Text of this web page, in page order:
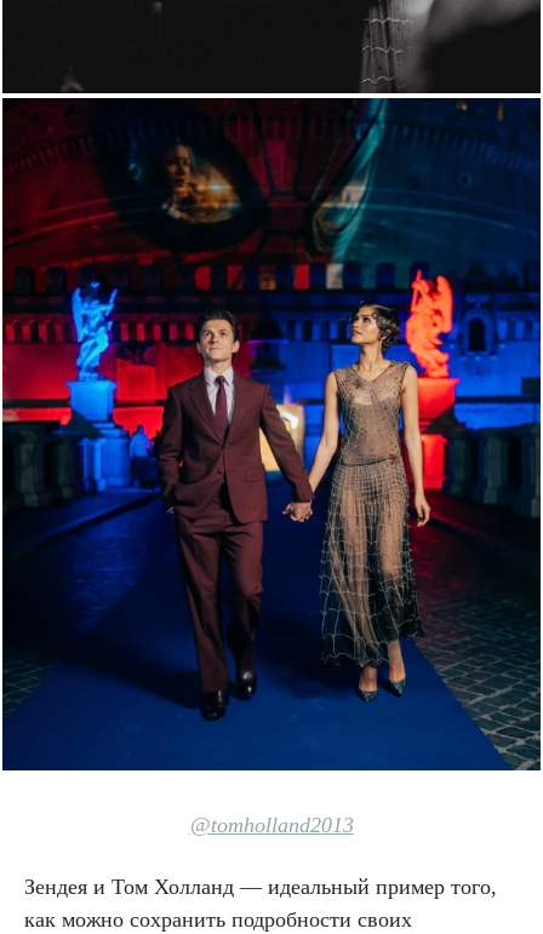
@tomholland2013
Зендея и Том Холланд — идеальный пример того,
как можно сохранить подробности своих